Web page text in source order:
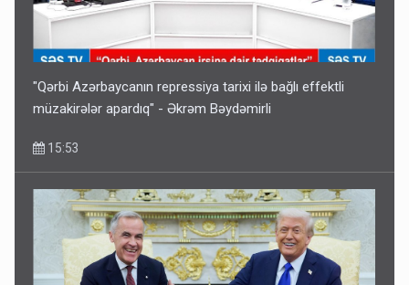
"Qərbi Azərbaycanın repressiya tarixi ilə bağlı effektli
müzakirələr apardıq" - Əkrəm Bəydəmirli
15:53